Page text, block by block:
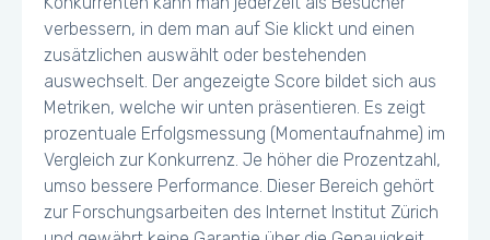
verbessern, in dem man auf Sie klickt und einen
zusätzlichen auswählt oder bestehenden
auswechselt. Der angezeigte Score bildet sich aus
Metriken, welche wir unten präsentieren. Es zeigt
prozentuale Erfolgsmessung (Momentaufnahme) im
Vergleich zur Konkurrenz. Je höher die Prozentzahl,
umso bessere Performance. Dieser Bereich gehört
zur Forschungsarbeiten des Internet Institut Zürich